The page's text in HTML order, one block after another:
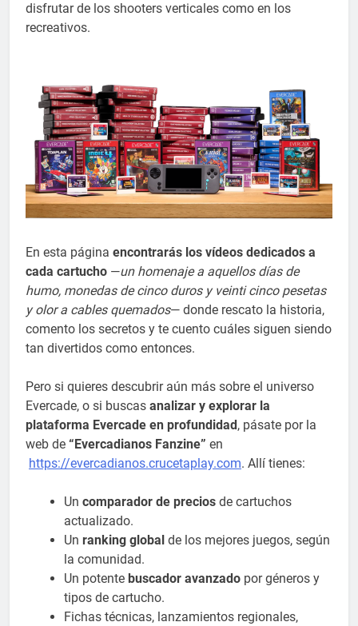
disfrutar de los shooters verticales como en los
recreativos.
En esta página encontrarás los vídeos dedicados a
cada cartucho —un homenaje a aquellos días de
humo, monedas de cinco duros y veinti cinco pesetas
y olor a cables quemados— donde rescato la historia,
comento los secretos y te cuento cuáles siguen siendo
tan divertidos como entonces.
Pero si quieres descubrir aún más sobre el universo
Evercade, o si buscas analizar y explorar la
plataforma Evercade en profundidad, pásate por la
web de “Evercadianos Fanzine” en
https://evercadianos.crucetaplay.com. Allí tienes:
Un comparador de precios de cartuchos
actualizado.
Un ranking global de los mejores juegos, según
la comunidad.
Un potente buscador avanzado por géneros y
tipos de cartucho.
Fichas técnicas, lanzamientos regionales,